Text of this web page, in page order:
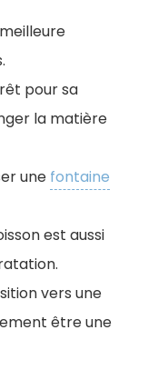
pour sa
la matière
une fontaine
est aussi
vers une
être une